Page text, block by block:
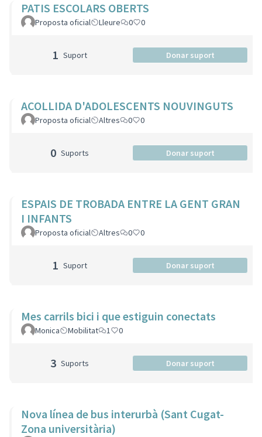
PATIS ESCOLARS OBERTS
Proposta oficial Lleure 0 0
1 Suport Donar suport
ACOLLIDA D'ADOLESCENTS NOUVINGUTS
Proposta oficial Altres 0 0
0 Suports Donar suport
ESPAIS DE TROBADA ENTRE LA GENT GRAN
I INFANTS
Proposta oficial Altres 0 0
1 Suport Donar suport
Mes carrils bici i que estiguin conectats
Monica Mobilitat 1 0
3 Suports Donar suport
Nova línea de bus interurbà (Sant Cugat-
Zona universitària)